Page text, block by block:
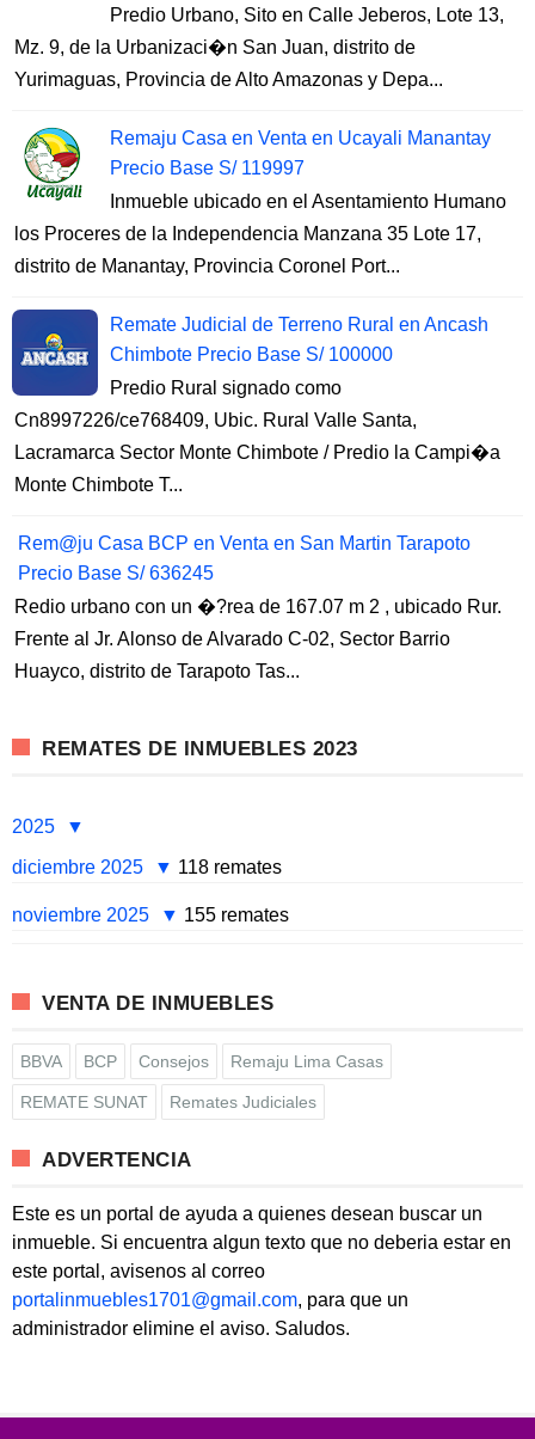
Predio Urbano, Sito en Calle Jeberos, Lote 13,
Mz. 9, de la Urbanizaci�n San Juan, distrito de
Yurimaguas, Provincia de Alto Amazonas y Depa...
Remaju Casa en Venta en Ucayali Manantay
Precio Base S/ 119997
Inmueble ubicado en el Asentamiento Humano
los Proceres de la Independencia Manzana 35 Lote 17,
distrito de Manantay, Provincia Coronel Port...
Remate Judicial de Terreno Rural en Ancash
Chimbote Precio Base S/ 100000
Predio Rural signado como
Cn8997226/ce768409, Ubic. Rural Valle Santa,
Lacramarca Sector Monte Chimbote / Predio la Campi�a
Monte Chimbote T...
Rem@ju Casa BCP en Venta en San Martin Tarapoto
Precio Base S/ 636245
Redio urbano con un �?rea de 167.07 m 2 , ubicado Rur.
Frente al Jr. Alonso de Alvarado C-02, Sector Barrio
Huayco, distrito de Tarapoto Tas...
REMATES DE INMUEBLES 2023
2025
diciembre 2025
118 remates
noviembre 2025 155 remates
VENTA DE INMUEBLES
BBVA BCP Consejos Remaju Lima Casas
REMATE SUNAT Remates Judiciales
ADVERTENCIA
Este es un portal de ayuda a quienes desean buscar un
inmueble. Si encuentra algun texto que no deberia estar en
este portal, avisenos al correo
portalinmuebles1701@gmail.com, para que un
administrador elimine el aviso. Saludos.